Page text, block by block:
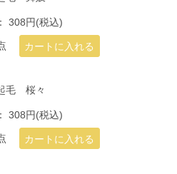
308円(税込)
毛 桜々
308円(税込)